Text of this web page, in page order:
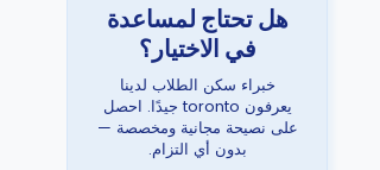
هل تحتاج لمساعدة
في الاختيار؟
خبراء سكن الطلاب لدينا
يعرفون toronto جيدًا. احصل
على نصيحة مجانية ومخصصة —
بدون أي التزام.